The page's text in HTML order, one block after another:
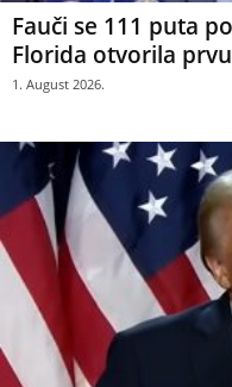
Fauči se 111 puta
Florida otvorila
1. August 2026.